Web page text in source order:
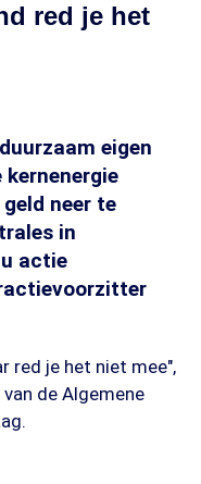
red je het
eigen
geld neer te
in
actie
red je het niet mee",
de Algemene